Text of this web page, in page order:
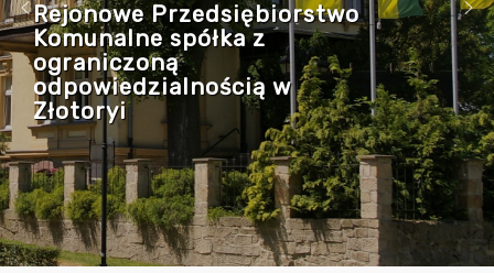
Rejonowe Przedsiębiorstwo
Komunalne spółka z
ograniczoną
odpowiedzialnością w
Złotoryi